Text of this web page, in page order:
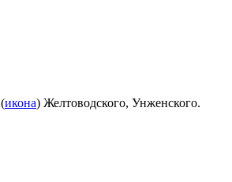
(икона) Желтоводского, Унженского.